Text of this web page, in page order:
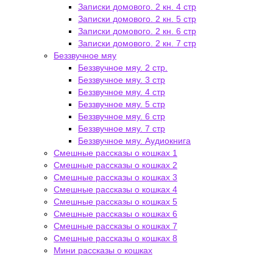
Записки домового. 2 кн. 4 стр
Записки домового. 2 кн. 5 стр
Записки домового. 2 кн. 6 стр
Записки домового. 2 кн. 7 стр
Беззвучное мяу
Беззвучное мяу. 2 стр.
Беззвучное мяу. 3 стр
Беззвучное мяу. 4 стр
Беззвучное мяу. 5 стр
Беззвучное мяу. 6 стр
Беззвучное мяу. 7 стр
Беззвучное мяу. Аудиокнига
Смешные рассказы о кошках 1
Смешные рассказы о кошках 2
Смешные рассказы о кошках 3
Смешные рассказы о кошках 4
Смешные рассказы о кошках 5
Смешные рассказы о кошках 6
Смешные рассказы о кошках 7
Смешные рассказы о кошках 8
Мини рассказы о кошках